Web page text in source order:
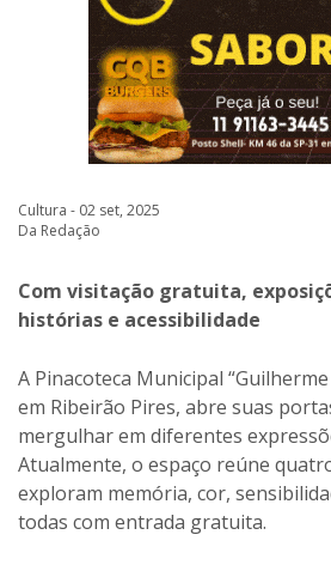
Cultura - 02 set, 2025
Da Redação
Com visitação gratuita,
histórias e acessibilidade
A Pinacoteca Municipal
em Ribeirão Pires, abre suas
mergulhar em diferentes
Atualmente, o espaço reúne
exploram memória, cor,
todas com entrada gratuita.